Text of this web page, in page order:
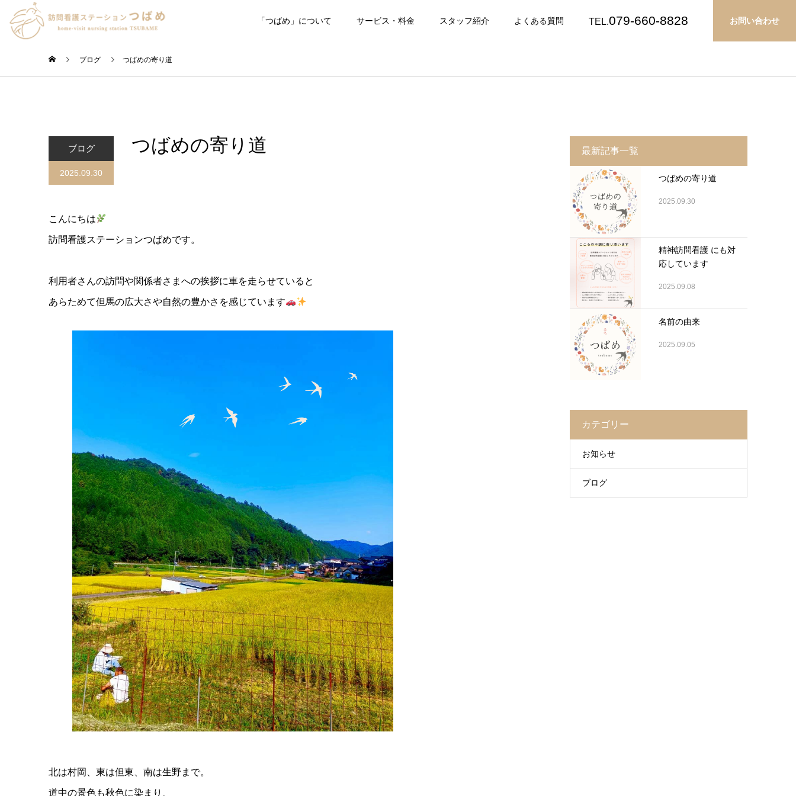
「つばめ」について サービス・料金 スタッフ紹介 よくある質問 TEL.079-660-8828 お問い合わせ
ブログ つばめの寄り道
ブログ
2025.09.30
つばめの寄り道
こんにちは
訪問看護ステーションつばめです。
利用者さんの訪問や関係者さまへの挨拶に車を走らせていると
あらためて但馬の広大さや自然の豊かさを感じています
北は村岡、東は但東、南は生野まで。
道中の景色も秋色に染まり、
最新記事一覧
つばめの寄り道
2025.09.30
精神訪問看護 にも対
応しています
2025.09.08
名前の由来
2025.09.05
カテゴリー
お知らせ
ブログ